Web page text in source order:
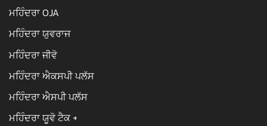
ਮਹਿੰਦਰਾ OJA
ਮਹਿੰਦਰਾ ਯੁਵਰਾਜ
ਮਹਿੰਦਰਾ ਜੀਵੋ
ਮਹਿੰਦਰਾ ਐਕਸਪੀ ਪਲੱਸ
ਮਹਿੰਦਰਾ ਐਸਪੀ ਪਲੱਸ
ਮਹਿੰਦਰਾ ਯੂਵੋ ਟੈਕ +